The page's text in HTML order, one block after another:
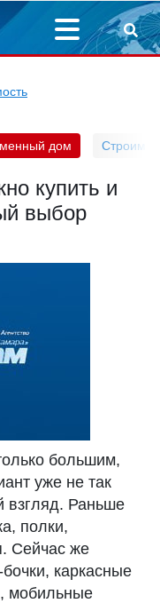
дом Строим
купить и
выбор
большим,
уже не так
взгляд. Раньше
полки,
Сейчас же
каркасные
мобильные